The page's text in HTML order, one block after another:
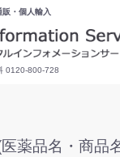
・個人輸入
0120-800-728
薬品名・商品